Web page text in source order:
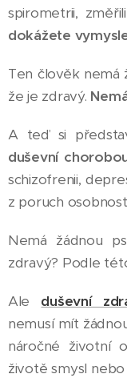
spirometrii,
dokážete
Ten člověk nemá
že je zdravý.
A teď si
duševní
schizofrenii,
z poruch
Nemá žádnou
zdravý? Podle
Ale duševní
nemusí mít
náročné životní
životě smysl